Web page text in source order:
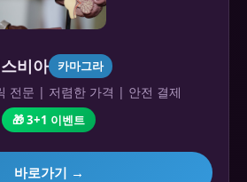
비아 카마그라
전문 | 저렴한 가격 | 안전 결제
🎁 3+1 이벤트
바로가기 →